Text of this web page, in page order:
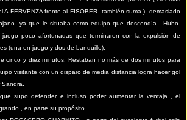
A FERVENZA frente al FISOBER también suma ) demasiado
ya que le situaba como equipo que descendía. Hubo
juego poco afortunadas que terminaron con la expulsión de
(una en juego y dos de banquillo).
cinco y diez minutos. Restaban no más de dos minutos para
visitante con un disparo de media distancia logra hacer gol
supo defender, e incluso poder aumentar la ventaja , el
, en parte su propósito.